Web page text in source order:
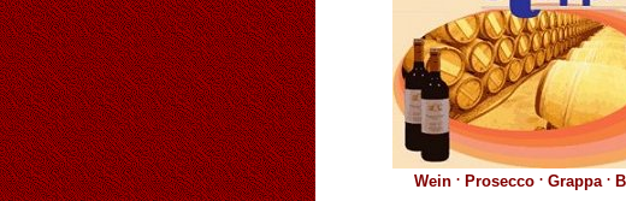
Wein . Prosecco . Grappa .